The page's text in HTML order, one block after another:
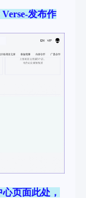
发布作
页面此处，